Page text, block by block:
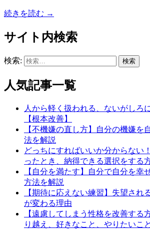
続きを読む →
サイト内検索
検索:
人気記事一覧
人から軽く扱われる、ないがしろ
【根本改善】
【不機嫌の直し方】自分の機嫌を
法を解説
どっちにすればいいか分からない
ったとき、納得できる選択をする
【自分を満たす】自分で自分を幸
方法を解説
【期待に応えない練習】失望され
が変わる理由
【遠慮してしまう性格を改善する
り越え、好きなこと、やりたいこ